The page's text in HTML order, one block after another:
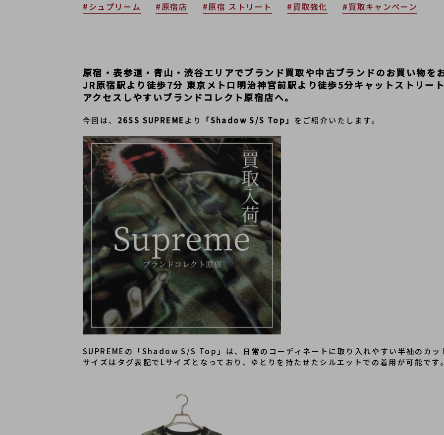
#シュプリーム #原宿店 #原宿 ストリート #買取強化 #買取キャンペーン
原宿・表参道・青山・渋谷エリアでブランド買取や中古ブランドのお買い物を
JR原宿駅より徒歩7分 東京メトロ明治神宮前駅より徒歩5分キャットストリー
アクセスしやすいブランドコレクト原宿店へ。
今回は、 26SS SUPREME より 「Shadow S/S Top」 をご紹介いたします。
SUPREMEの「Shadow S/S Top」は、日常のコーディネートに取り入れやすい半袖のカッ
サイズはタグ表記でLサイズとなっており、ゆとりを持たせたシルエットでの着用が可能です